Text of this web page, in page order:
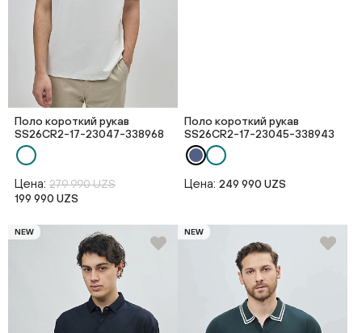
Поло короткий рукав
SS26CR2-17-23047-338968
Цена: 279 990 UZS
199 990 UZS
Поло короткий рукав
SS26CR2-17-23045-338943
Цена: 249 990 UZS
NEW NEW